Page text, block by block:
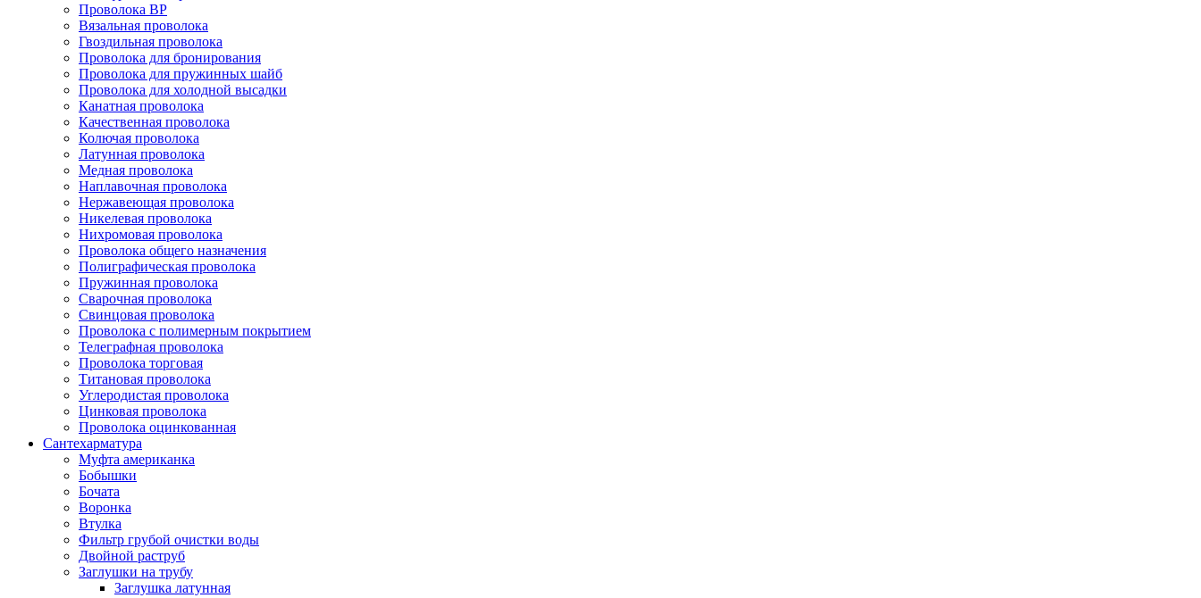
Проволока ВР
Вязальная проволока
Гвоздильная проволока
Проволока для бронирования
Проволока для пружинных шайб
Проволока для холодной высадки
Канатная проволока
Качественная проволока
Колючая проволока
Латунная проволока
Медная проволока
Наплавочная проволока
Нержавеющая проволока
Никелевая проволока
Нихромовая проволока
Проволока общего назначения
Полиграфическая проволока
Пружинная проволока
Сварочная проволока
Свинцовая проволока
Проволока с полимерным покрытием
Телеграфная проволока
Проволока торговая
Титановая проволока
Углеродистая проволока
Цинковая проволока
Проволока оцинкованная
Сантехарматура
Муфта американка
Бобышки
Бочата
Воронка
Втулка
Фильтр грубой очистки воды
Двойной раструб
Заглушки на трубу
Заглушка латунная